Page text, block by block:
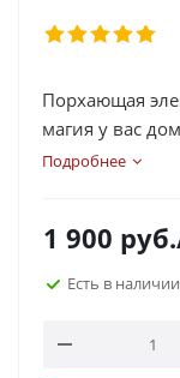
Порхающая
магия у вас
Подробнее
1 900 руб.
Есть в наличии